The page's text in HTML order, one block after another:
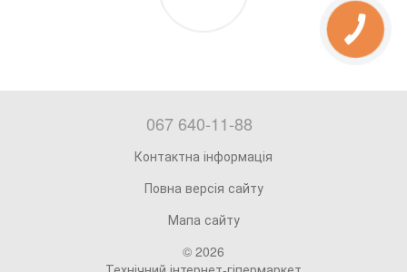
067 640-11-88
Контактна інформація
Повна версія сайту
Мапа сайту
© 2026